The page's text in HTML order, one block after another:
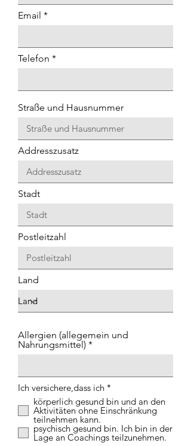
Email
Telefon
Straße und Hausnummer
Addresszusatz
Stadt
Postleitzahl
Land
Allergien (allegemein und
Nahrungsmittel)
Ich versichere,dass ich *
f
l
i
c
h
t
körperlich gesund bin und an den
Aktivitäten ohne Einschränkung
teilnehmen kann.
psychisch gesund bin. Ich bin in der
Lage an Coachings teilzunehmen.